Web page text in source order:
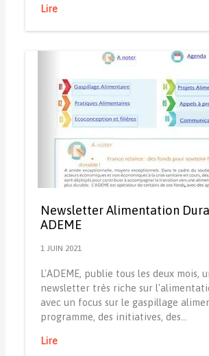
Lire
Newsletter Alimentation
ADEME
1 JUIN 2021
L'ADEME, publie tous les deux mois,
newsletter très riche sur
avec un focus sur le gaspillage
programme, des initiatives, des…
Lire